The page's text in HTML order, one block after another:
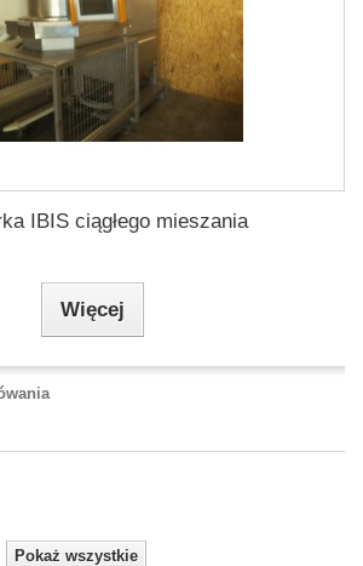
IBIS ciągłego mieszania
Więcej
Pokaż wszystkie